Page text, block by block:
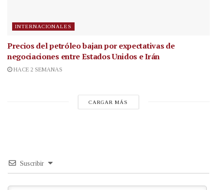
INTERNACIONALES
Precios del petróleo bajan por expectativas de
negociaciones entre Estados Unidos e Irán
HACE 2 SEMANAS
CARGAR MÁS
Suscribir